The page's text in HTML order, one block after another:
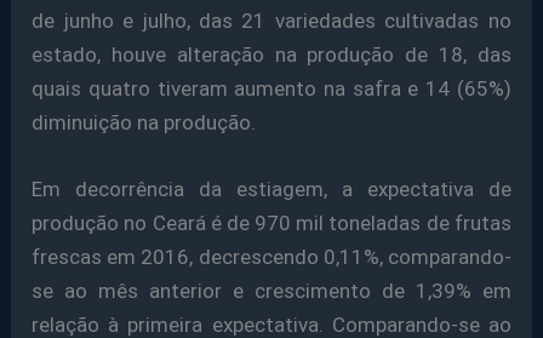
de junho e julho, das 21 variedades cultivadas no
estado, houve alteração na produção de 18, das
quais quatro tiveram aumento na safra e 14 (65%)
diminuição na produção.
Em decorrência da estiagem, a expectativa de
produção no Ceará é de 970 mil toneladas de frutas
frescas em 2016, decrescendo 0,11%, comparando-
se ao mês anterior e crescimento de 1,39% em
relação à primeira expectativa. Comparando-se ao